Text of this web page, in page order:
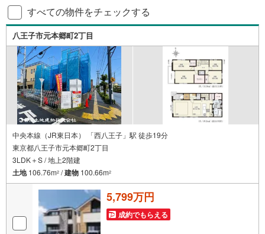
すべての物件をチェックする
八王子市元本郷町2丁目
中央本線（JR東日本） 「西八王子」駅 徒歩19分
東京都八王子市元本郷町2丁目
3LDK＋S / 地上2階建
土地106.76m2 /建物 100.66m2
5,799万円
成約でもらえる